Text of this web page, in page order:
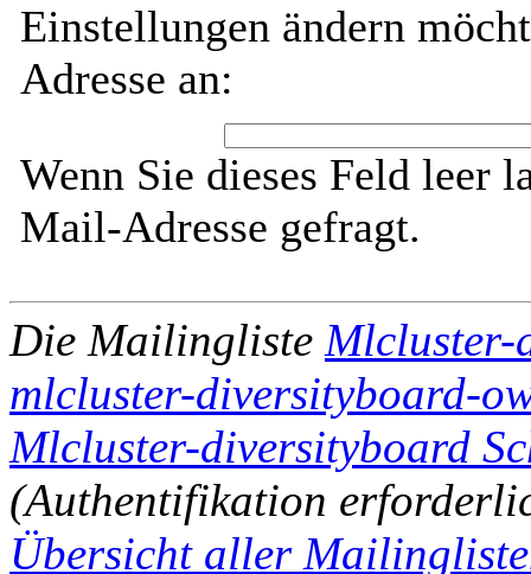
Einstellungen ändern
Adresse an:
Wenn Sie dieses Feld leer
Mail-Adresse gefragt.
Die Mailingliste Mlcluster-
mlcluster-diversityboard-
Mlcluster-diversityboard
(Authentifikation
Übersicht aller